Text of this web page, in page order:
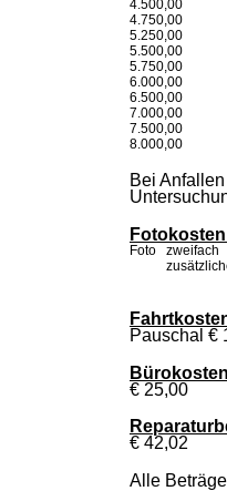
4.500,00
4.750,00
5.250,00
5.500,00
5.750,00
6.000,00
6.500,00
7.000,00
7.500,00
8.000,00
Bei
Foto
zweifach
Pauschal €
€ 25,00
€ 42,02
Alle